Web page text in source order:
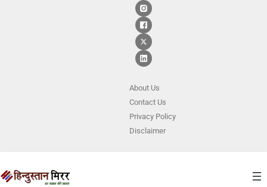
About Us
ContactUs
Privacy Policy
Disclaimer